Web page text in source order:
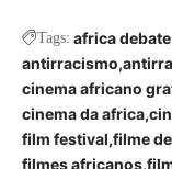
Tags: africa debate
antirracismo
cinema africano
cinema da africa
film festival filme
filmes africanos